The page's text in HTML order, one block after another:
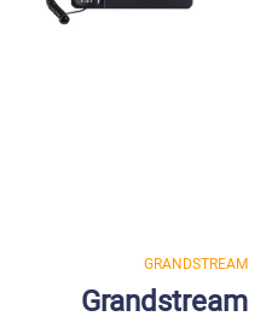
GRANDSTREAM
Grandstream